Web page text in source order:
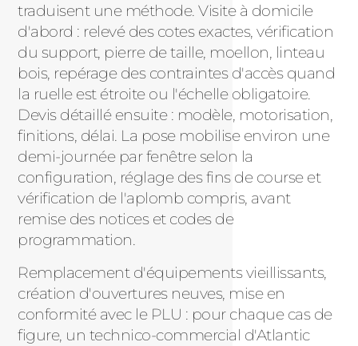
traduisent une méthode. Visite à domicile
d'abord : relevé des cotes exactes, vérification
du support, pierre de taille, moellon, linteau
bois, repérage des contraintes d'accès quand
la ruelle est étroite ou l'échelle obligatoire.
Devis détaillé ensuite : modèle, motorisation,
finitions, délai. La pose mobilise environ une
demi-journée par fenêtre selon la
configuration, réglage des fins de course et
vérification de l'aplomb compris, avant
remise des notices et codes de
programmation.
Remplacement d'équipements vieillissants,
création d'ouvertures neuves, mise en
conformité avec le PLU : pour chaque cas de
figure, un technico-commercial d'Atlantic